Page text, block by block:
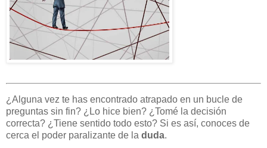
¿Alguna vez te has encontrado atrapado en un bucle de
preguntas sin fin? ¿Lo hice bien? ¿Tomé la decisión
correcta? ¿Tiene sentido todo esto? Si es así, conoces de
cerca el poder paralizante de la duda.